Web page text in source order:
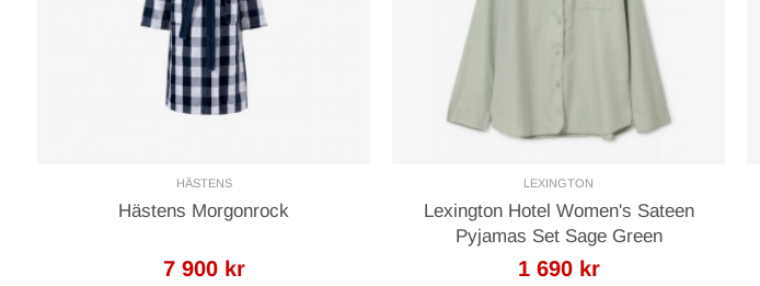
HÄSTENS
Hästens Morgonrock
7 900 kr
LEXINGTON
Lexington Hotel Women's Sateen
Pyjamas Set Sage Green
1 690 kr